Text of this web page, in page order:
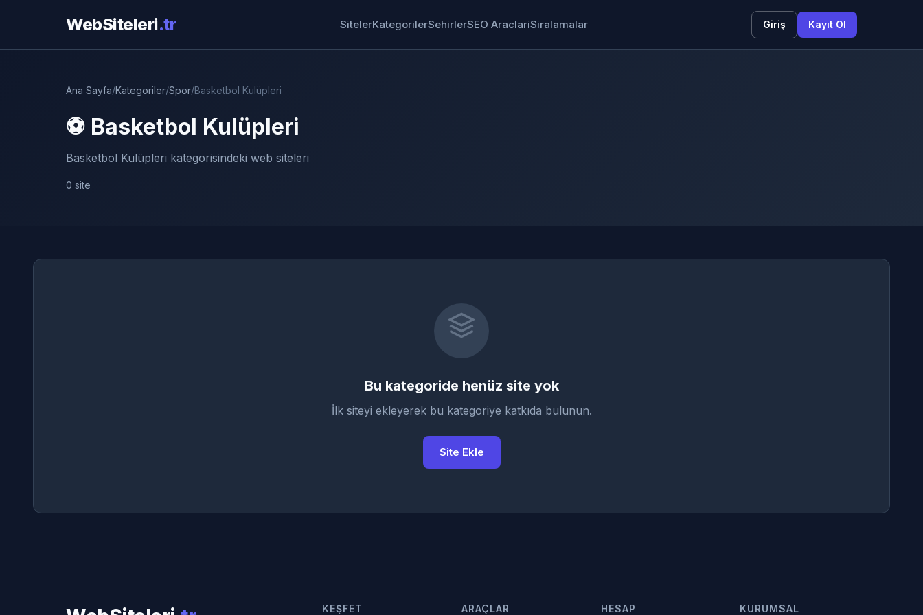
WebSiteleri.tr SitelerKategorilerSehirlerSEO AraclariSiralamalar Giriş Kayıt Ol
Ana Sayfa/Kategoriler/Spor/Basketbol Kulüpleri
⚽ Basketbol Kulüpleri
Basketbol Kulüpleri kategorisindeki web siteleri
0 site
Bu kategoride henüz site yok
İlk siteyi ekleyerek bu kategoriye katkıda bulunun.
Site Ekle
KEŞFET ARAÇLAR HESAP KURUMSAL